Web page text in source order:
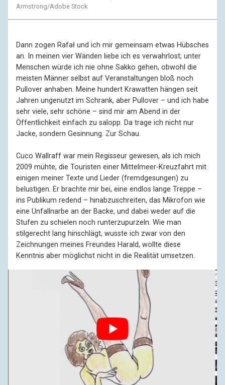
Armstrong/Adobe Stock
Dann zogen Rafał und ich mir gemeinsam etwas Hübsches
an. In meinen vier Wänden liebe ich es verwahrlost; unter
Menschen würde ich nie ohne Sakko gehen, obwohl die
meisten Männer selbst auf Veranstaltungen bloß noch
Pullover anhaben. Meine hundert Krawatten hängen seit
Jahren ungenutzt im Schrank, aber Pullover – und ich habe
sehr viele, sehr schöne – sind mir am Abend in der
Öffentlichkeit einfach zu salopp. Da trage ich nicht nur
Jacke, sondern Gesinnung. Zur Schau.
Cuco Wallraff war mein Regisseur gewesen, als ich mich
2009 mühte, die Touristen einer Mittelmeer-Kreuzfahrt mit
einigen meiner Texte und Lieder (fremdgesungen) zu
belustigen. Er brachte mir bei, eine endlos lange Treppe –
ins Publikum redend – hinabzuschreiten, das Mikrofon wie
eine Unfallnarbe an der Backe, und dabei weder auf die
Stufen zu schielen noch runterzupurzeln. Wie man
stilgerecht lang hinschlägt, wusste ich zwar von den
Zeichnungen meines Freundes Harald, wollte diese
Kenntnis aber möglichst nicht in die Realität umsetzen.